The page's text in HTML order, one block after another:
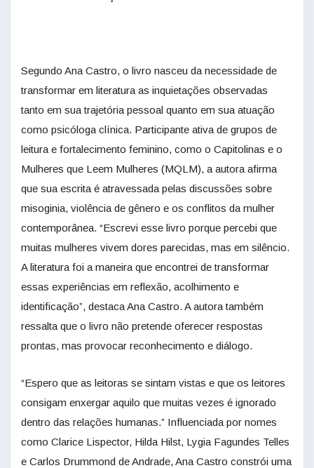
Segundo Ana Castro, o livro nasceu da necessidade de
transformar em literatura as inquietações observadas
tanto em sua trajetória pessoal quanto em sua atuação
como psicóloga clínica. Participante ativa de grupos de
leitura e fortalecimento feminino, como o Capitolinas e o
Mulheres que Leem Mulheres (MQLM), a autora afirma
que sua escrita é atravessada pelas discussões sobre
misoginia, violência de gênero e os conflitos da mulher
contemporânea. “Escrevi esse livro porque percebi que
muitas mulheres vivem dores parecidas, mas em silêncio.
A literatura foi a maneira que encontrei de transformar
essas experiências em reflexão, acolhimento e
identificação”, destaca Ana Castro. A autora também
ressalta que o livro não pretende oferecer respostas
prontas, mas provocar reconhecimento e diálogo.
“Espero que as leitoras se sintam vistas e que os leitores
consigam enxergar aquilo que muitas vezes é ignorado
dentro das relações humanas.” Influenciada por nomes
como Clarice Lispector, Hilda Hilst, Lygia Fagundes Telles
e Carlos Drummond de Andrade, Ana Castro constrói uma